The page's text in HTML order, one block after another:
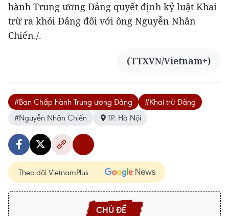
hành Trung ương Đảng quyết định kỷ luật Khai
trừ ra khỏi Đảng đối với ông Nguyễn Nhân
Chiến./.
(TTXVN/Vietnam+)
#Ban Chấp hành Trung ương Đảng
#Khai trừ Đảng
#Nguyễn Nhân Chiến
TP. Hà Nội
Theo dõi VietnamPlus